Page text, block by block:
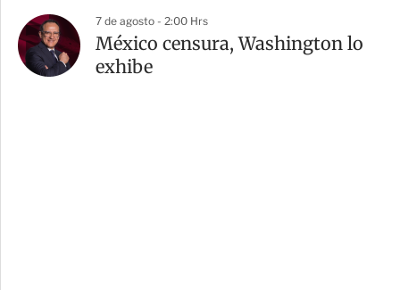
7 de agosto - 2:00 Hrs
México censura, Washington lo
exhibe